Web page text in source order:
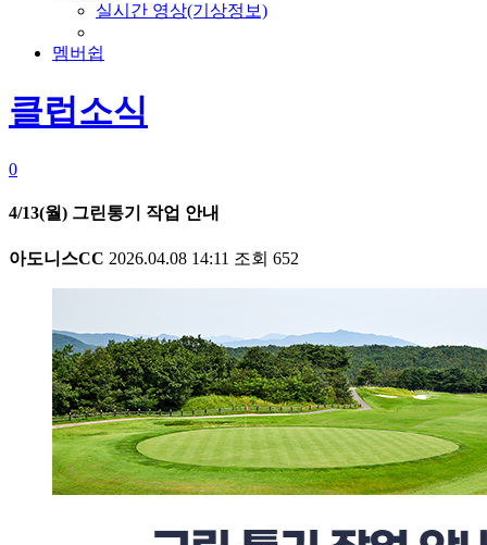
실시간 영상(기상정보)
멤버쉽
클럽소식
0
4/13(월) 그린통기 작업 안내
아도니스CC 2026.04.08 14:11 조회 652